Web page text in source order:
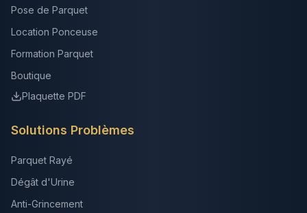
Pose de Parquet
Location Ponceuse
Formation Parquet
Boutique
Plaquette PDF
Solutions Problèmes
Parquet Rayé
Dégât d'Urine
Anti-Grincement